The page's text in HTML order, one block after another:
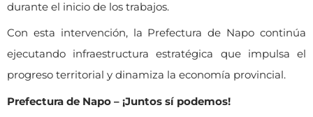
durante el inicio de los trabajos.
Con esta intervención, la Prefectura de Napo continúa
ejecutando infraestructura estratégica que impulsa el
progreso territorial y dinamiza la economía provincial.
Prefectura de Napo – ¡Juntos sí podemos!